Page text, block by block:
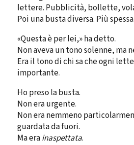
lettere. Pubblicità, bollette,
Poi una busta diversa. Più
«Questa è per lei,» ha detto.
Non aveva un tono solenne, ma
Era il tono di chi sa che ogni
importante.
Ho preso la busta.
Non era urgente.
Non era nemmeno
guardata da fuori.
Ma erainaspettata.